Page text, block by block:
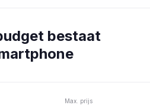
bestaat
Max. prijs